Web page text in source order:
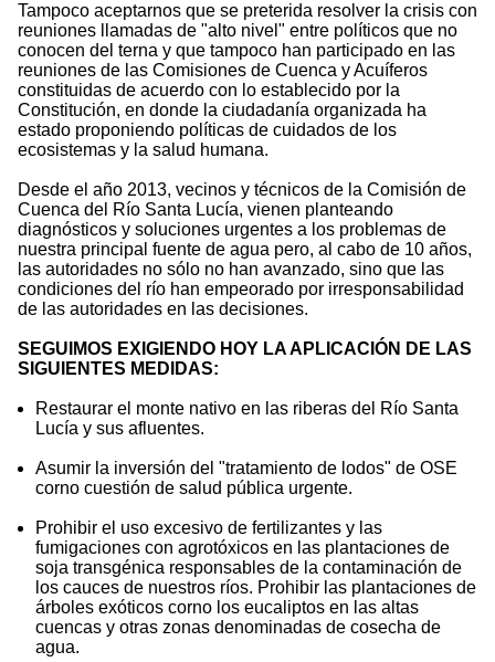
Tampoco aceptarnos que se preterida resolver la crisis con
reuniones llamadas de "alto nivel" entre políticos que no
conocen del terna y que tampoco han participado en las
reuniones de las Comisiones de Cuenca y Acuíferos
constituidas de acuerdo con lo establecido por la
Constitución, en donde la ciudadanía organizada ha
estado proponiendo políticas de cuidados de los
ecosistemas y la salud humana.
Desde el año 2013, vecinos y técnicos de la Comisión de
Cuenca del Río Santa Lucía, vienen planteando
diagnósticos y soluciones urgentes a los problemas de
nuestra principal fuente de agua pero, al cabo de 10 años,
las autoridades no sólo no han avanzado, sino que las
condiciones del río han empeorado por irresponsabilidad
de las autoridades en las decisiones.
SEGUIMOS EXIGIENDO HOY LA APLICACIÓN DE LAS
SIGUIENTES MEDIDAS:
Restaurar el monte nativo en las riberas del Río Santa
Lucía y sus afluentes.
Asumir la inversión del "tratamiento de lodos" de OSE
corno cuestión de salud pública urgente.
Prohibir el uso excesivo de fertilizantes y las
fumigaciones con agrotóxicos en las plantaciones de
soja transgénica responsables de la contaminación de
los cauces de nuestros ríos. Prohibir las plantaciones de
árboles exóticos corno los eucaliptos en las altas
cuencas y otras zonas denominadas de cosecha de
agua.